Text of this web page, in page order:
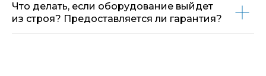
Что делать, если оборудование выйдет
из строя? Предоставляется ли гарантия?